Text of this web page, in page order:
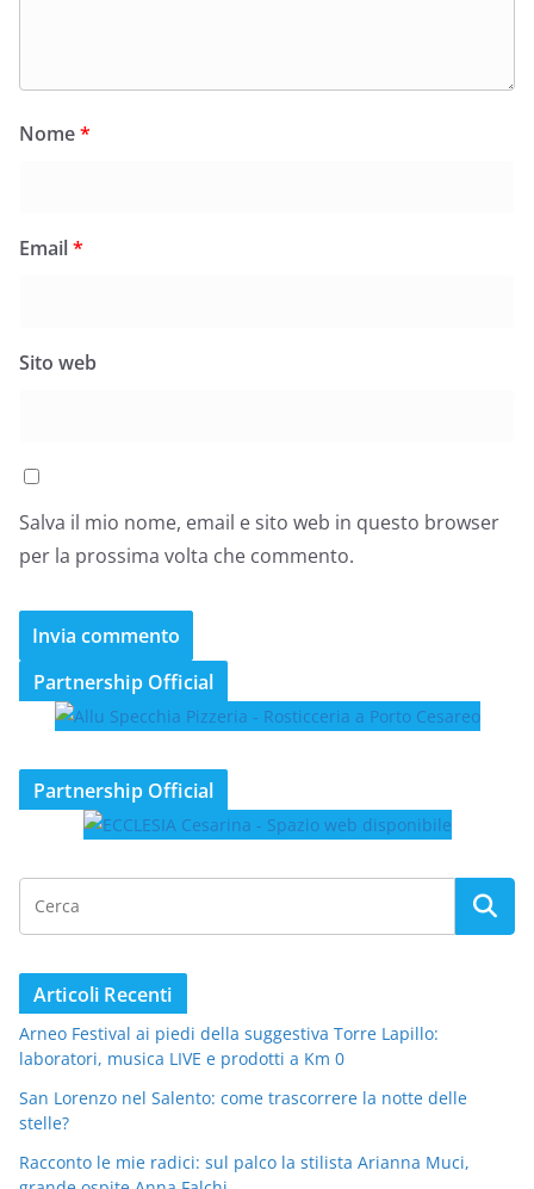
Nome*
Email*
Sito web
Salva il mio nome, email e sito web in questo browser
per la prossima volta che commento.
Partnership Official
Partnership Official
Articoli Recenti
Arneo Festival ai piedi della suggestiva Torre Lapillo:
laboratori, musica LIVE e prodotti a Km 0
San Lorenzo nel Salento: come trascorrere la notte delle
stelle?
Racconto le mie radici: sul palco la stilista Arianna Muci,